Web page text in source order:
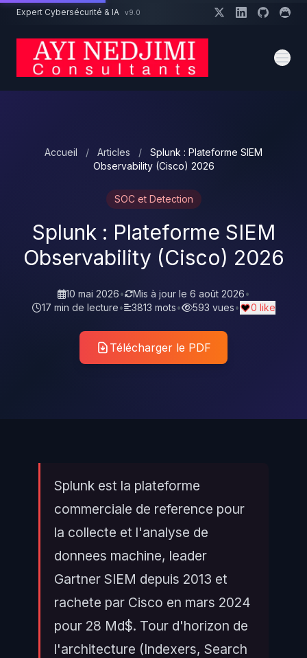
Aller au contenu principal
Expert Cybersécurité & IA v9.0
Accueil / Articles /
Splunk : Plateforme SIEM
Observability (Cisco) 2026
SOC et Detection
Splunk : Plateforme SIEM
Observability (Cisco) 2026
10 mai 2026• Mis à jour le 6 août 2026•
17 min de lecture• 3813 mots• 593 vues• 0 like
Télécharger le PDF
Splunk est la plateforme
commerciale de reference pour
la collecte et l'analyse de
donnees machine, leader
Gartner SIEM depuis 2013 et
rachete par Cisco en mars 2024
pour 28 Md$. Tour d'horizon de
l'architecture (Indexers, Search
Un projet cybersécurité ?